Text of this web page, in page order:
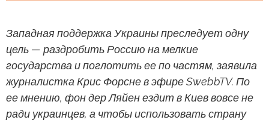
Западная поддержка Украины преследует одну
цель — раздробить Россию на мелкие
государства и поглотить ее по частям, заявила
журналистка Крис Форсне в эфире SwebbTV. По
ее мнению, фон дер Ляйен ездит в Киев вовсе не
ради украинцев, а чтобы использовать страну